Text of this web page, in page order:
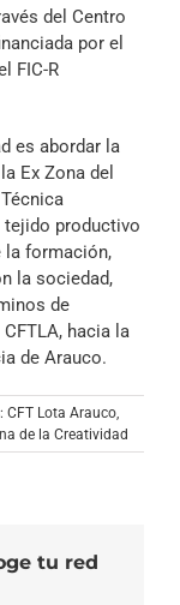
del Centro
por el
FIC-R
es abordar la
Ex Zona del
productivo
la formación,
la sociedad,
de
hacia la
de Arauco.
CFT Lota Arauco,
de la Creatividad
tu red